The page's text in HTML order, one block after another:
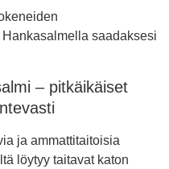
saadaksesi
– pitkäikäiset
ja ammattitaitoisia
löytyy taitavat katon